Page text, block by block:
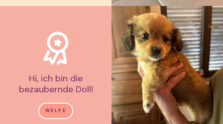
Hi, ich bin die
bezaubernde Doll!
WELPE